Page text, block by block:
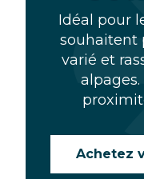
Forfait
Forfaits
Morzine
Idéal pour
souhaitent
varié et
alpages.
Achetez